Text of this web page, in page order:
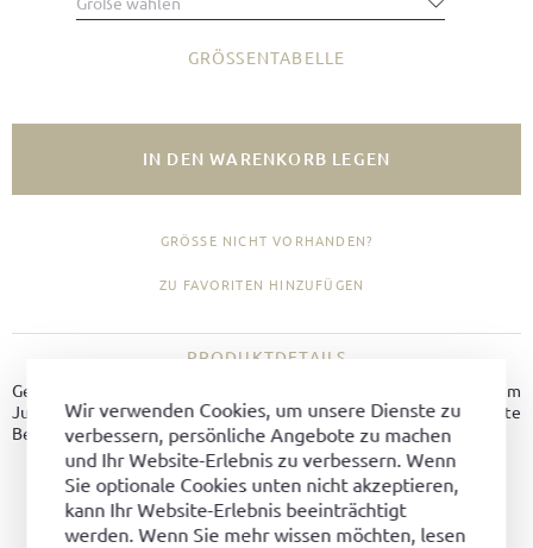
Wir verwenden Cookies, um unsere Dienste zu
verbessern, persönliche Angebote zu machen
und Ihr Website-Erlebnis zu verbessern. Wenn
Sie optionale Cookies unten nicht akzeptieren,
kann Ihr Website-Erlebnis beeinträchtigt
werden. Wenn Sie mehr wissen möchten, lesen
GRÖSSENTABELLE
IN DEN WARENKORB LEGEN
GRÖSSE NICHT VORHANDEN?
ZU FAVORITEN HINZUFÜGEN
PRODUKTDETAILS
Geländetauglicher, robuster Winterstiefel aus hochwertigem
Juchtenleder mit einem Schaftoberteil aus Filz. Die rutschfeste
Bergprofilsohle sorgt für Komfort und einen guten Halt.
Material: Juchtenleder
Farbe: Mocca